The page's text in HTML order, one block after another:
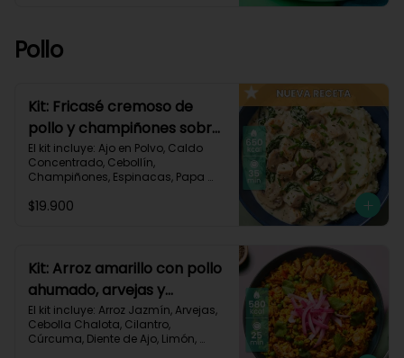
1080 kcal | Carbohidratos 87g |
Pollo
Kit: Fricasé cremoso de
pollo y champiñones sobre
puré de papa y espinacas-
152
El kit incluye: Ajo en Polvo, Caldo
Concentrado, Cebollín,
Champiñones, Espinacas, Papa
Pechuga de Pollo (foto 160g/p),
650 kcal	| Carbohidratos 52g |
Grasas 32g | Proteínas 41g
$19.900
Kit: Arroz amarillo con pollo
ahumado, arvejas y
cilantro-131
El kit incluye: Arroz Jazmín, Arvejas,
Cebolla Chalota, Cilantro,
Cúrcuma, Diente de Ajo, Limón,